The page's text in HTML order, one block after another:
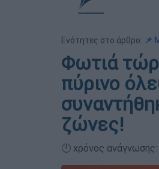
Ενότητες στο άρθρο: 📌
Φωτιά
πύρινο
ζώνες!
🕛 χρόνος